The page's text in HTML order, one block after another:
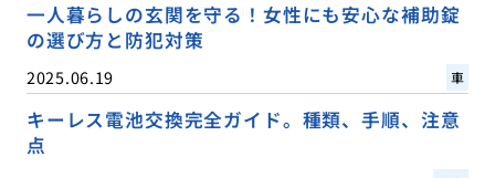
一人暮らしの玄関を守る！女性にも安心な補助錠
の選び方と防犯対策
2025.06.19 車
キーレス電池交換完全ガイド。種類、手順、注意
点